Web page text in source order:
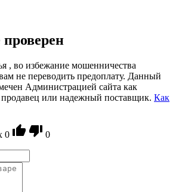
, во избежание мошенничества
не переводить предоплату. Данный
Администрацией сайта как
или надежный поставщик. Как
0 0